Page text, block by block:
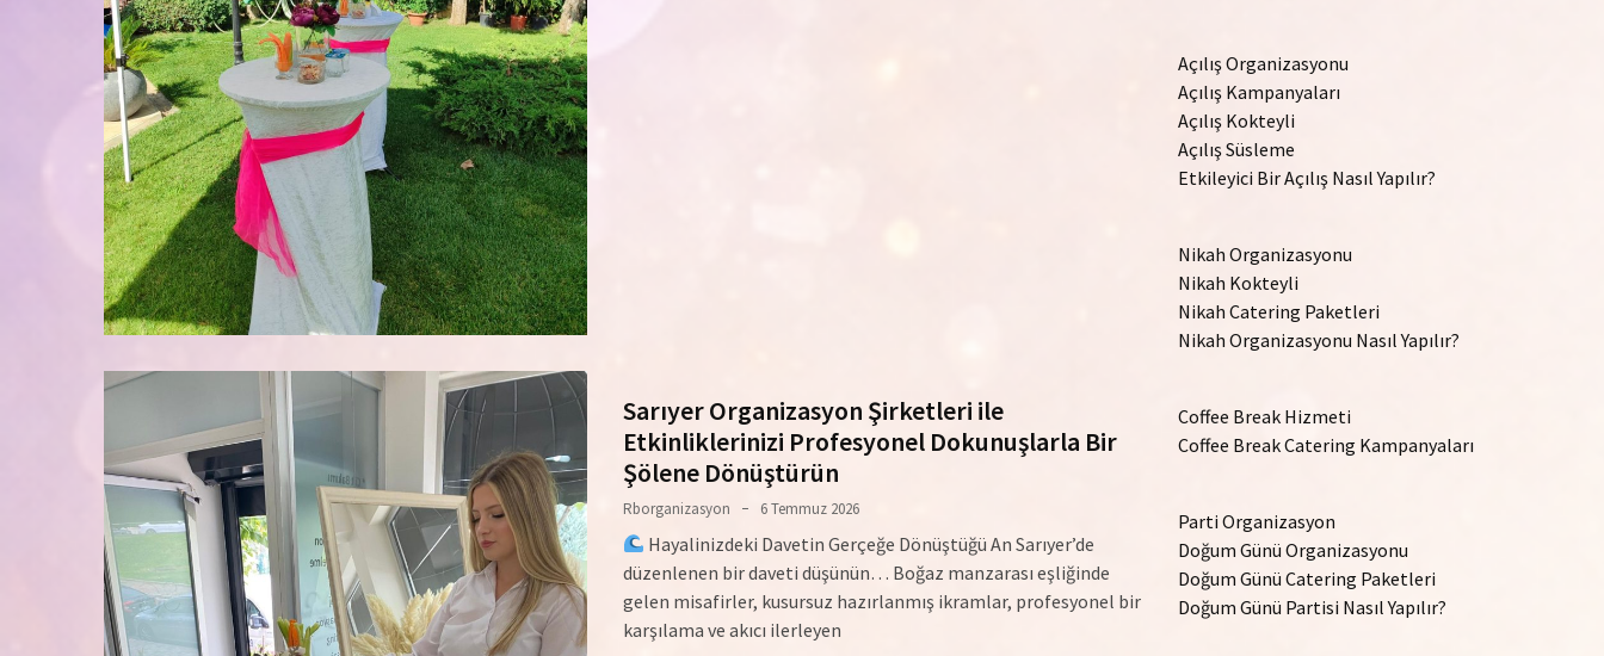
Sarıyer Organizasyon Şirketleri ile
Etkinliklerinizi Profesyonel Dokunuşlarla Bir
Şölene Dönüştürün
Rborganizasyon 6 Temmuz 2026
Hayalinizdeki Davetin Gerçeğe Dönüştüğü An Sarıyer’de
düzenlenen bir daveti düşünün… Boğaz manzarası eşliğinde
gelen misafirler, kusursuz hazırlanmış ikramlar, profesyonel bir
karşılama ve akıcı ilerleyen
Açılış Organizasyonu
Açılış Kampanyaları
Açılış Kokteyli
Açılış Süsleme
Etkileyici Bir Açılış Nasıl Yapılır?
Nikah Organizasyonu
Nikah Kokteyli
Nikah Catering Paketleri
Nikah Organizasyonu Nasıl Yapılır?
Coffee Break Hizmeti
Coffee Break Catering Kampanyaları
Parti Organizasyon
Doğum Günü Organizasyonu
Doğum Günü Catering Paketleri
Doğum Günü Partisi Nasıl Yapılır?